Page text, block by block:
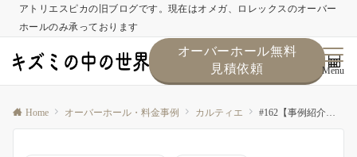
アトリエスピカの旧ブログです。現在はオメガ、ロレックスのオーバー
ホールのみ承っております
オーバーホール無料
見積依頼
Menu
Home オーバーホール・料金事例 カルティエ #162【事例紹介】Cartier/TANK FRANCAISE/オーバーホール